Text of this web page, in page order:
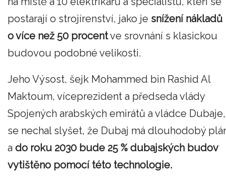
postarají o strojírenství, jako je snížení nákladů
o více než 50 procentve srovnání s klasickou
budovou podobné velikosti.
Jeho Výsost, šejk Mohammed bin Rashid Al
Maktoum, víceprezident a předseda vlády
Spojených arabských emirátů a vládce Dubaje,
se nechal slyšet, že Dubaj má dlouhodobý
a do roku 2030 bude 25 % dubajských budov
vytištěno pomocí této technologie.